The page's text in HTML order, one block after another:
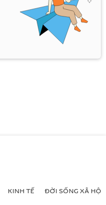
KINH TẾ ĐỜI SỐNG XÃ HỘI